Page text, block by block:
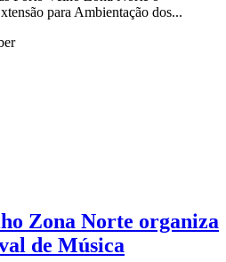
para Ambientação dos...
Zona Norte organiza
de Música